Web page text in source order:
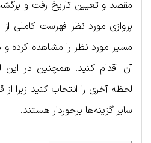
مقصد و تعیین تاریخ رفت و
پروازی مورد نظر فهرست کاملی از
مسیر مورد نظر را مشاهده کرده
آن اقدام کنید. همچنین در این
لحظه آخری را انتخاب کنید زیرا
سایر گزینه‌ها برخوردار هستند.